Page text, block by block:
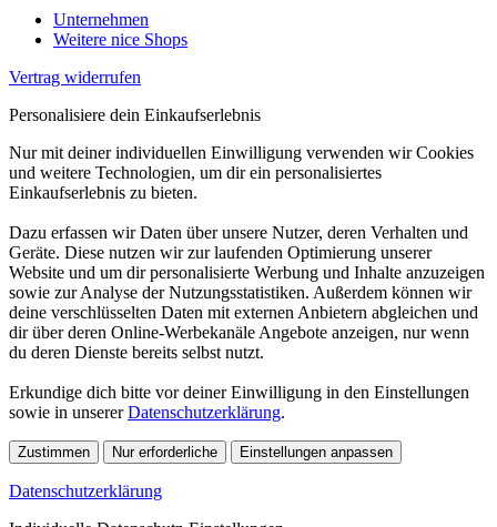
Unternehmen
Weitere nice Shops
Vertrag widerrufen
Personalisiere dein Einkaufserlebnis
Nur mit deiner individuellen Einwilligung verwenden wir Cookies
und weitere Technologien, um dir ein personalisiertes
Einkaufserlebnis zu bieten.
Dazu erfassen wir Daten über unsere Nutzer, deren Verhalten und
Geräte. Diese nutzen wir zur laufenden Optimierung unserer
Website und um dir personalisierte Werbung und Inhalte anzuzeigen
sowie zur Analyse der Nutzungsstatistiken. Außerdem können wir
deine verschlüsselten Daten mit externen Anbietern abgleichen und
dir über deren Online-Werbekanäle Angebote anzeigen, nur wenn
du deren Dienste bereits selbst nutzt.
Erkundige dich bitte vor deiner Einwilligung in den Einstellungen
sowie in unsererDatenschutzerklärung.
Zustimmen Nur erforderliche Einstellungen anpassen
Datenschutzerklärung